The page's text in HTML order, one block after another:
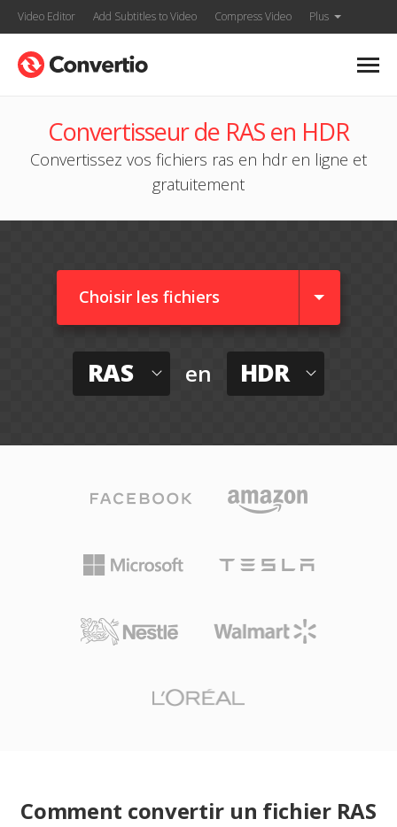
Video Editor Add Subtitles to Video Compress Video Plus
Convertisseur de RAS en HDR
Convertissez vos fichiers ras en hdr en ligne et
gratuitement
Choisir les fichiers
RAS en HDR
Comment convertir un fichier RAS